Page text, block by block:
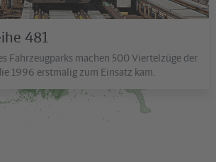
481
Fahrzeugparks machen 500 Viertelzüge der
1996 erstmalig zum Einsatz kam.